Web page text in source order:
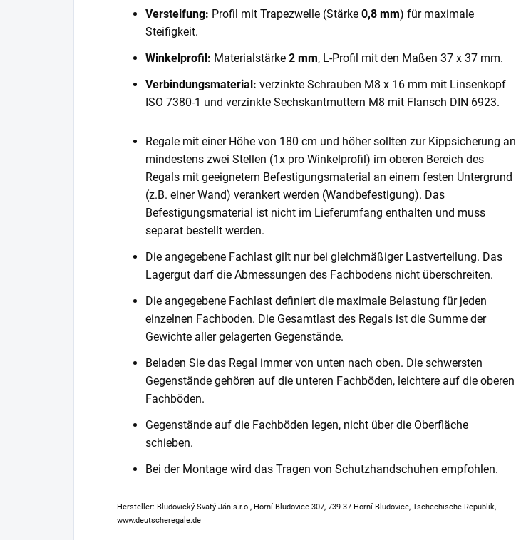
Versteifung: Profil mit Trapezwelle (Stärke 0,8 mm) für maximale
Steifigkeit.
Winkelprofil: Materialstärke 2 mm, L-Profil mit den Maßen 37 x 37 mm.
Verbindungsmaterial: verzinkte Schrauben M8 x 16 mm mit Linsenkopf
ISO 7380-1 und verzinkte Sechskantmuttern M8 mit Flansch DIN 6923.
Regale mit einer Höhe von 180 cm und höher sollten zur Kippsicherung an
mindestens zwei Stellen (1x pro Winkelprofil) im oberen Bereich des
Regals mit geeignetem Befestigungsmaterial an einem festen Untergrund
(z.B. einer Wand) verankert werden (Wandbefestigung). Das
Befestigungsmaterial ist nicht im Lieferumfang enthalten und muss
separat bestellt werden.
Die angegebene Fachlast gilt nur bei gleichmäßiger Lastverteilung. Das
Lagergut darf die Abmessungen des Fachbodens nicht überschreiten.
Die angegebene Fachlast definiert die maximale Belastung für jeden
einzelnen Fachboden. Die Gesamtlast des Regals ist die Summe der
Gewichte aller gelagerten Gegenstände.
Beladen Sie das Regal immer von unten nach oben. Die schwersten
Gegenstände gehören auf die unteren Fachböden, leichtere auf die oberen
Fachböden.
Gegenstände auf die Fachböden legen, nicht über die Oberfläche
schieben.
Bei der Montage wird das Tragen von Schutzhandschuhen empfohlen.
Hersteller: Bludovický Svatý Ján s.r.o., Horní Bludovice 307, 739 37 Horní Bludovice, Tschechische Republik,
www.deutscheregale.de